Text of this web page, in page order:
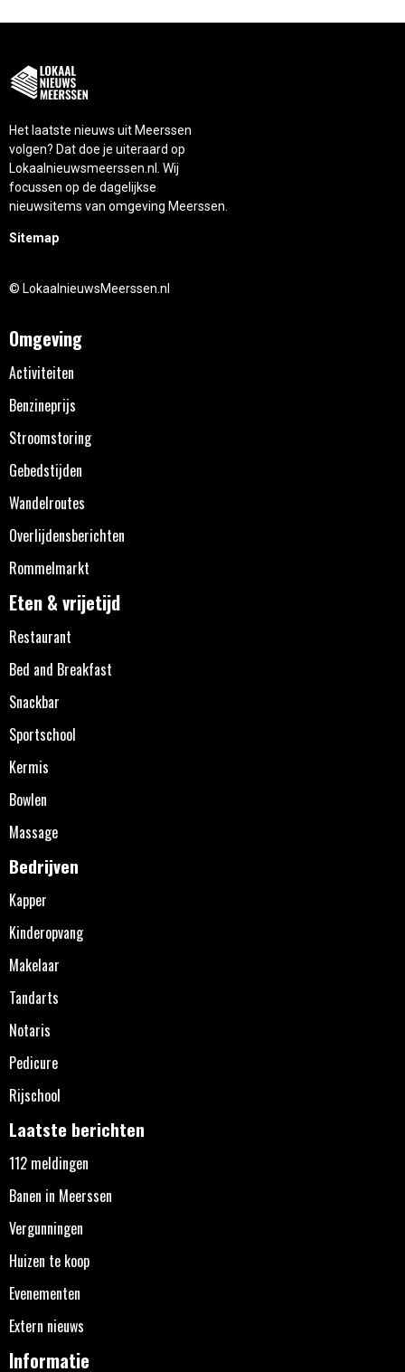
Het laatste nieuws uit Meerssen
volgen? Dat doe je uiteraard op
Lokaalnieuwsmeerssen.nl. Wij
focussen op de dagelijkse
nieuwsitems van omgeving Meerssen.
Sitemap
© LokaalnieuwsMeerssen.nl
Omgeving
Activiteiten
Benzineprijs
Stroomstoring
Gebedstijden
Wandelroutes
Overlijdensberichten
Rommelmarkt
Eten & vrijetijd
Restaurant
Bed and Breakfast
Snackbar
Sportschool
Kermis
Bowlen
Massage
Bedrijven
Kapper
Kinderopvang
Makelaar
Tandarts
Notaris
Pedicure
Rijschool
Laatste berichten
112 meldingen
Banen in Meerssen
Vergunningen
Huizen te koop
Evenementen
Extern nieuws
Informatie